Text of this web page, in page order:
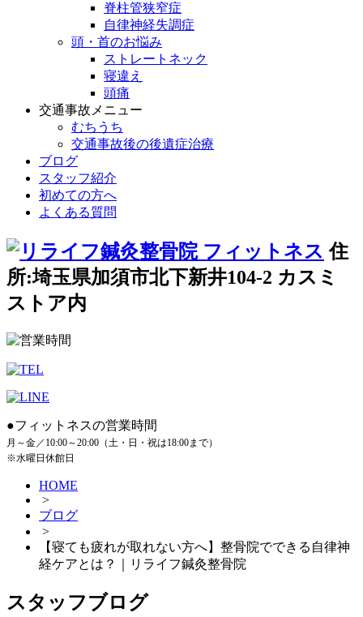
脊柱管狭窄症
自律神経失調症
頭・首のお悩み
ストレートネック
寝違え
頭痛
交通事故メニュー
むちうち
交通事故後の後遺症治療
ブログ
スタッフ紹介
初めての方へ
よくある質問
住
所:埼玉県加須市北下新井104-2 カスミ
ストア内
●フィットネスの営業時間
月～金／10:00～20:00（土・日・祝は18:00まで）
※水曜日休館日
HOME
>
ブログ
>
【寝ても疲れが取れない方へ】整骨院でできる自律神
経ケアとは？｜リライフ鍼灸整骨院
スタッフブログ